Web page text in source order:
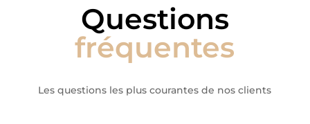
Questions
fréquentes
Les questions les plus courantes de nos clients